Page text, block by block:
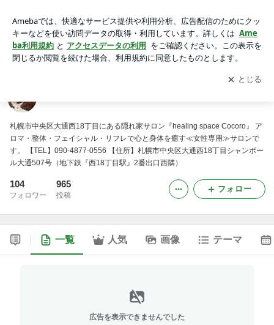
アプリをダウンロードして ブログの更新通知
を受け取りまし
ょう。
開く
札幌市中央区大通西18丁目にある隠れ家サロン『healing space Cocoro』 ア
ロマ・整体・フェイシャル・リフレで心と身体を癒す≪女性専用≫サロンで
す。 【TEL】090-4877-0556 【住所】札幌市中央区大通西18丁目シャンボー
ル大通507号（地下鉄『西18丁目駅』2番出口西隣）
104
フォロワー
965
投稿
フォロー
一覧 人気 画像 テーマ
広告を表示できませんでした